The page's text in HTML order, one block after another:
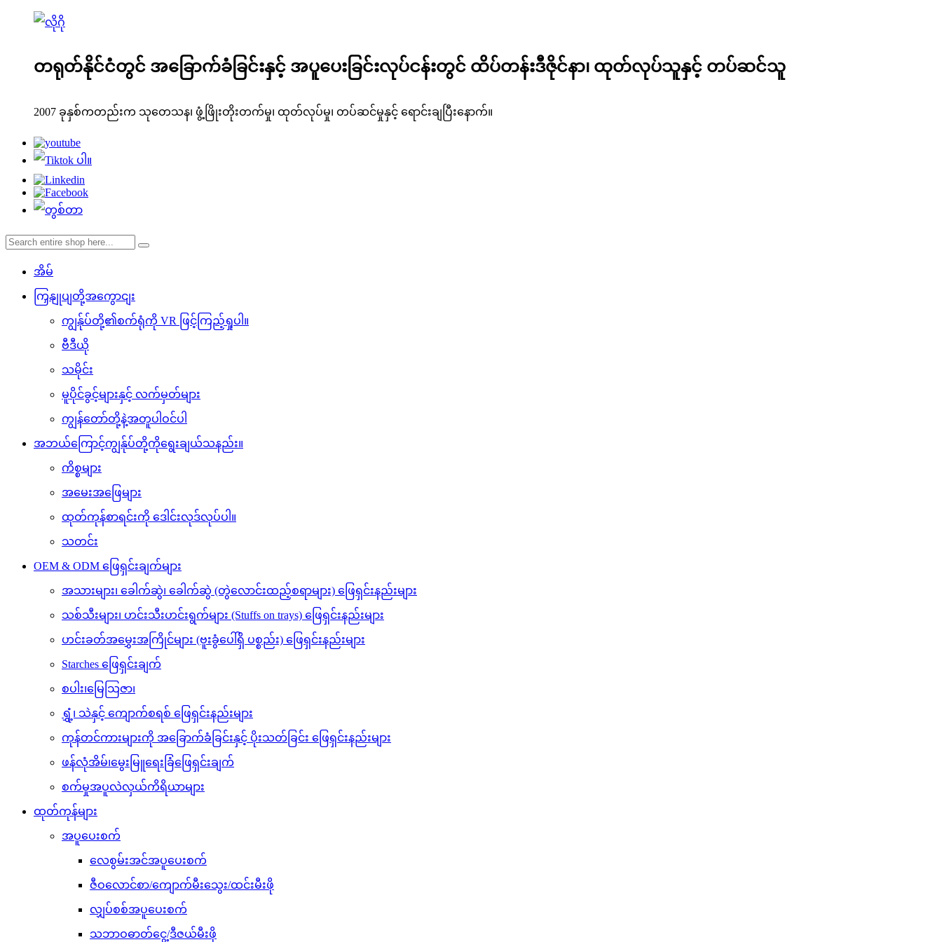
တရုတ်နိုင်ငံတွင် အခြောက်ခံခြင်းနှင့် အပူပေးခြင်းလုပ်ငန်းတွင် ထိပ်တန်းဒီဇိုင်နာ၊ ထုတ်လုပ်သူနှင့် တပ်ဆင်သူ
2007 ခုနှစ်ကတည်းက သုတေသန၊ ဖွံ့ဖြိုးတိုးတက်မှု၊ ထုတ်လုပ်မှု၊ တပ်ဆင်မှုနှင့် ရောင်းချပြီးနောက်။
အိမ်
ကြှနျုပျတို့အကွောငျး
ကျွန်ုပ်တို့၏စက်ရုံကို VR ဖြင့်ကြည့်ရှုပါ။
ဗီဒီယို
သမိုင်း
မူပိုင်ခွင့်များနှင့် လက်မှတ်များ
ကျွန်တော်တို့နဲ့အတူပါဝင်ပါ
အဘယ်ကြောင့်ကျွန်ုပ်တို့ကိုရွေးချယ်သနည်း။
ကိစ္စများ
အမေးအဖြေများ
ထုတ်ကုန်စာရင်းကို ဒေါင်းလုဒ်လုပ်ပါ။
သတင်း
OEM & ODM ဖြေရှင်းချက်များ
အသားများ၊ ခေါက်ဆွဲ၊ ခေါက်ဆွဲ (တွဲလောင်းထည့်စရာများ) ဖြေရှင်းနည်းများ
သစ်သီးများ၊ ဟင်းသီးဟင်းရွက်များ (Stuffs on trays) ဖြေရှင်းနည်းများ
ဟင်းခတ်အမွှေးအကြိုင်များ (ဗူးခွံပေါ်ရှိ ပစ္စည်း) ဖြေရှင်းနည်းများ
Starches ဖြေရှင်းချက်
စပါး၊မြေသြဇာ၊
ရွှံ့၊ သဲနှင့် ကျောက်စရစ် ဖြေရှင်းနည်းများ
ကုန်တင်ကားများကို အခြောက်ခံခြင်းနှင့် ပိုးသတ်ခြင်း ဖြေရှင်းနည်းများ
ဖန်လုံအိမ်၊မွေးမြူရေးခြံဖြေရှင်းချက်
စက်မှုအပူလဲလှယ်ကိရိယာများ
ထုတ်ကုန်များ
အပူပေးစက်
လေစွမ်းအင်အပူပေးစက်
ဇီဝလောင်စာ/ကျောက်မီးသွေး/ထင်းမီးဖို
လျှပ်စစ်အပူပေးစက်
သဘာဝဓာတ်ငွေ့/ဒီဇယ်မီးဖို